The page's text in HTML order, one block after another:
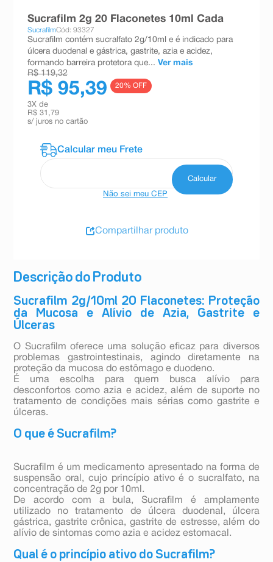
Descrição do Produto
Sucrafilm 2g/10ml 20 Flaconetes: Proteção
da Mucosa e Alívio de Azia, Gastrite e
Úlceras
O Sucrafilm oferece uma solução eficaz para diversos
problemas gastrointestinais, agindo diretamente na
proteção da mucosa do estômago e duodeno.
É uma escolha para quem busca alívio para
desconfortos como azia e acidez, além de suporte no
tratamento de condições mais sérias como gastrite e
úlceras.
O que é Sucrafilm?
Sucrafilm é um medicamento apresentado na forma de
suspensão oral, cujo princípio ativo é o sucralfato, na
concentração de 2g por 10ml.
De acordo com a bula, Sucrafilm é amplamente
utilizado no tratamento de úlcera duodenal, úlcera
gástrica, gastrite crônica, gastrite de estresse, além do
alívio de sintomas como azia e acidez estomacal.
Qual é o princípio ativo do Sucrafilm?
Sucrafilm 2g 20 Flaconetes 10ml Cada
SucrafilmCód: 93327
Sucrafilm contém sucralfato 2g/10ml e é indicado para
úlcera duodenal e gástrica, gastrite, azia e acidez,
formando barreira protetora que... Ver mais
R$ 119,32
R$ 95,39 20% OFF
3X de
R$ 31,79
s/ juros no cartão
Não sei meu CEP
Compartilhar produto
teste gravidez
absorvente
ºshampoo